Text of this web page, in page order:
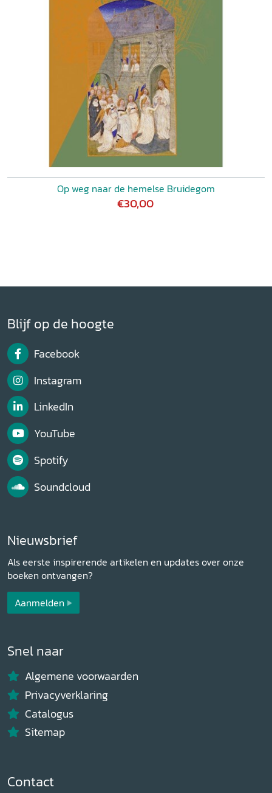
Op weg naar de hemelse Bruidegom
€30,00
Blijf op de hoogte
Facebook
Instagram
LinkedIn
YouTube
Spotify
Soundcloud
Nieuwsbrief
Als eerste inspirerende artikelen en updates over onze
boeken ontvangen?
Aanmelden
Snel naar
Algemene voorwaarden
Privacyverklaring
Catalogus
Sitemap
Contact